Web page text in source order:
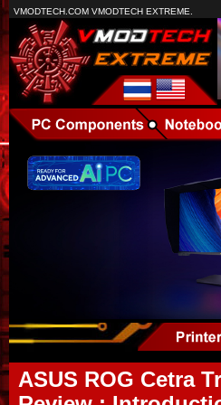
VMODTECH.COM VMODTECH EXTREME.
ASUS ROG Cetra